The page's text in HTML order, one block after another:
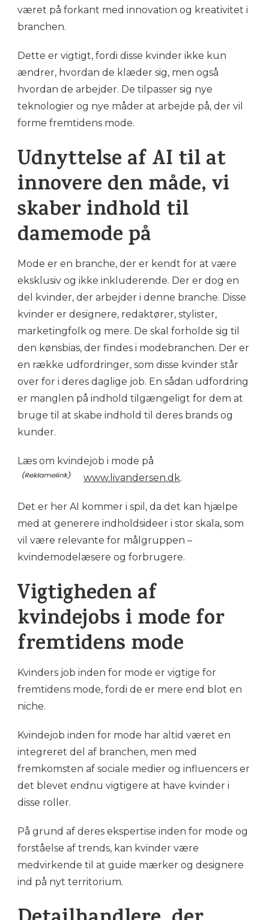
været på forkant med innovation og kreativitet i
branchen.
Dette er vigtigt, fordi disse kvinder ikke kun
ændrer, hvordan de klæder sig, men også
hvordan de arbejder. De tilpasser sig nye
teknologier og nye måder at arbejde på, der vil
forme fremtidens mode.
Udnyttelse af AI til at
innovere den måde, vi
skaber indhold til
damemode på
Mode er en branche, der er kendt for at være
eksklusiv og ikke inkluderende. Der er dog en
del kvinder, der arbejder i denne branche. Disse
kvinder er designere, redaktører, stylister,
marketingfolk og mere. De skal forholde sig til
den kønsbias, der findes i modebranchen. Der er
en række udfordringer, som disse kvinder står
over for i deres daglige job. En sådan udfordring
er manglen på indhold tilgængeligt for dem at
bruge til at skabe indhold til deres brands og
kunder.
Læs om kvindejob i mode på
www.livandersen.dk.
Det er her AI kommer i spil, da det kan hjælpe
med at generere indholdsideer i stor skala, som
vil være relevante for målgruppen –
kvindemodelæsere og forbrugere.
Vigtigheden af
kvindejobs i mode for
fremtidens mode
Kvinders job inden for mode er vigtige for
fremtidens mode, fordi de er mere end blot en
niche.
Kvindejob inden for mode har altid været en
integreret del af branchen, men med
fremkomsten af sociale medier og influencers er
det blevet endnu vigtigere at have kvinder i
disse roller.
På grund af deres ekspertise inden for mode og
forståelse af trends, kan kvinder være
medvirkende til at guide mærker og designere
ind på nyt territorium.